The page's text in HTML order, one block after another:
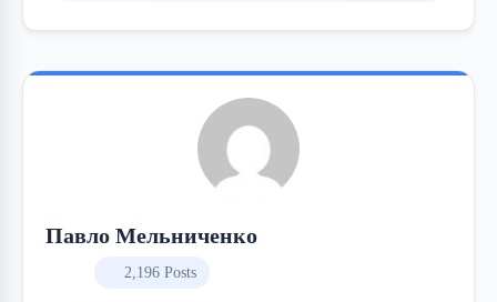
Павло Мельниченко
2,196 Posts